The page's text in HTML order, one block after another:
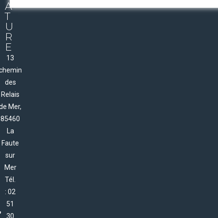
A
T
U
R
E
13
des
Relais
Mer,
85460
La
Faute
sur
Mer
Tél.
: 02
51
30